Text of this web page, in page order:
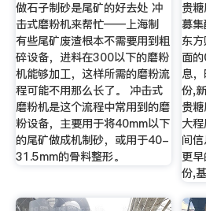
做石子制砂是尾矿的好去处 冲
击式磨粉机来帮忙——上海制
有些尾矿废渣根本不需要用到粗
碎设备，进料在300以下的磨粉
机能够加工，这样所需的磨粉流
程可能不用那么长了。 冲击式
磨粉机是这个流程中常用到的磨
粉设备，主要用于将40mm以下
的尾矿做成机制砂，或用于40-
31.5mm的骨料整形。
贵
募
东
面
息
份,
贵
大
间
更
份,